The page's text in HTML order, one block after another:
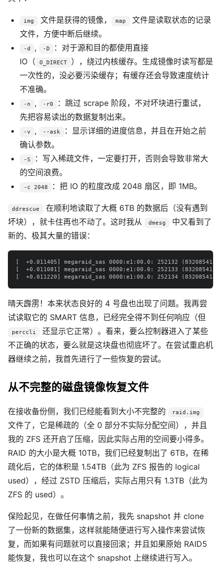
img 文件是获得的镜像， map
文件是读取状态的记录
文件，方便中断后继续。
-d , -D
：对于源和目的都使用直接
IO（
O_DIRECT
），绕过内核缓存。生成镜像时读写都是
一次性的，没必要污染缓存；有缓存还会导致速度统计
不准确。
-n , -r0
：跳过 scrape 阶段，不对坏块进行重试，
先把容易读出的数据复制出来。
-v , --ask
：显示详细的进度信息，并且在开始之前
确认参数。
-S
：写入稀疏文件，一定要打开，否则会导致非常大
的空间浪费。
-c 2048 ：把 IO 的粒度改成 2048 扇区，即 1MB。
ddrescue
在顺利地读取了大概 6TB 的数据后（没有遇到
坏块），就卡住再也不动了。这时我从
dmesg
中又看到了
新的、极其大量的错误：
[  +0.011405] megaraid_sas 0000:e1:00.0: 252132
[  +0.011081] megaraid_sas 0000:e1:00.0: 252133
晴天霹雳！本来状态良好的 4 号盘也出现了问题。我再尝
试读取它的 SMART 信息，已经完全得不到任何响应（但
perccli
还显示它正常）。看来，要么控制器进入了某些
不正确的状态，要么就是这块盘也彻底坏了。在尝试重启机
器继续之前，我首先进行了一些恢复的尝试。
从不完整的磁盘镜像恢复文件
在接收备份侧，我们已经能看到大小不完整的 raid.img
文件了，它是稀疏的（全 0 部分不实际分配空间），并且
我的 ZFS 还开启了压缩，因此实际占用的空间要小得多。
RAID 的大小是大概 10TB，我们已经复制出了 6TB，在稀
疏化后，它的体积是 1.54TB（此为 ZFS 报告的 logical
used），经过 ZSTD 压缩后，实际占用只有 1.3TB（此为
ZFS 的 used）。
保险起见，在做任何事情之前，我先 snapshot 并 clone
了一份新的数据集，这样就能随便进行写入操作来尝试恢
复，而如果有问题就可以直接回滚；并且如果原始 RAID5
能恢复，我也可以在这个 snapshot 上继续进行写入。